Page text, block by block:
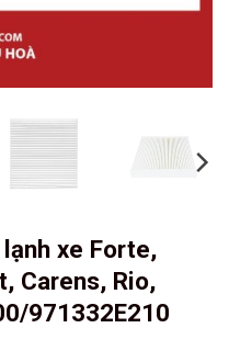
xe Forte,
Carens, Rio,
971332E210